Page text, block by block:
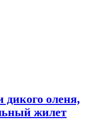
дикого оленя,
жилет